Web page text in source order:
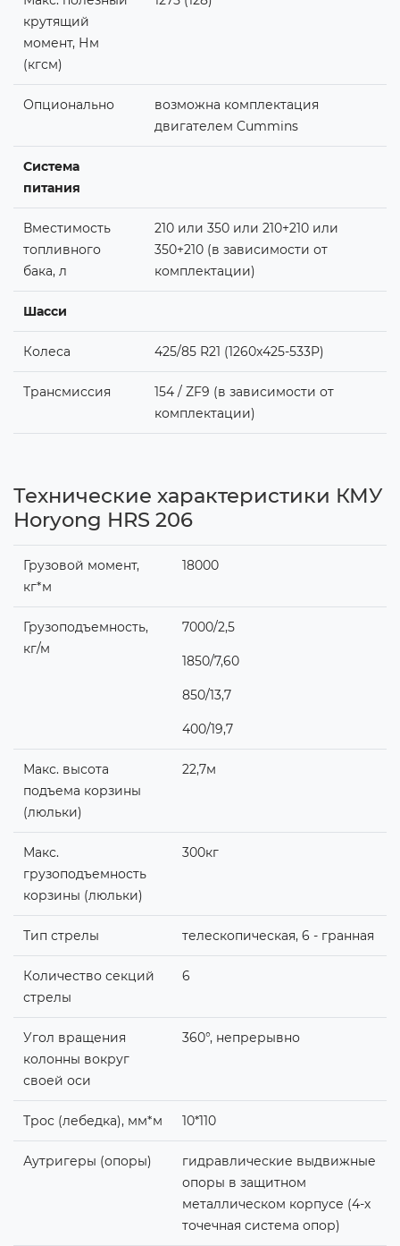
крутящий
момент, Нм
(кгсм)
Опционально
возможна комплектация
двигателем Cummins
Система
питания
Вместимость
топливного
бака, л
210 или 350 или 210+210 или
350+210 (в зависимости от
комплектации)
Шасси
Колеса 425/85 R21 (1260x425-533P)
Трансмиссия
154 / ZF9 (в зависимости от
комплектации)
Технические характеристики КМУ
Horyong HRS 206
Грузовой момент,
кг*м
18000
Грузоподъемность,
кг/м
7000/2,5
1850/7,60
850/13,7
400/19,7
Макс. высота
подъема корзины
(люльки)
22,7м
Макс.
грузоподъемность
корзины (люльки)
300кг
Тип стрелы телескопическая, 6 - гранная
Количество секций
стрелы
6
Угол вращения
колонны вокруг
своей оси
360°, непрерывно
Трос (лебедка), мм*м 10*110
Аутригеры (опоры)
гидравлические выдвижные
опоры в защитном
металлическом корпусе (4-х
точечная система опор)